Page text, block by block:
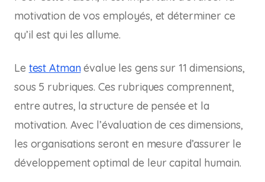
motivation de vos employés, et déterminer ce
qu’il est qui les allume.
Le test Atmanévalue les gens sur 11 dimensions,
sous 5 rubriques. Ces rubriques comprennent,
entre autres, la structure de pensée et la
motivation. Avec l’évaluation de ces dimensions,
les organisations seront en mesure d’assurer le
développement optimal de leur capital humain.